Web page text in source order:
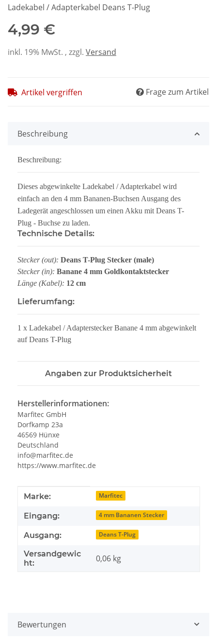
Ladekabel / Adapterkabel Deans T-Plug
4,99 €
inkl. 19% MwSt. , zzgl. Versand
Artikel vergriffen Frage zum Artikel
Beschreibung
Beschreibung:
Dieses abgewinkelte Ladekabel / Adapterkabel wird
einfach an den 4 mm Bananen-Buchsen Ausgang des
Ladegerät angeschlossen um einen Akku mit Deans T-
Plug - Buchse zu laden.
Technische Details:
Stecker (out): Deans T-Plug Stecker (male)
Stecker (in): Banane 4 mm Goldkontaktstecker
Länge (Kabel): 12 cm
Lieferumfang:
1 x Ladekabel / Adapterstecker Banane 4 mm abgewinkelt
auf Deans T-Plug
Angaben zur Produktsicherheit
Herstellerinformationen:
Marfitec GmbH
Dorfkamp 23a
46569 Hünxe
Deutschland
info@marfitec.de
https://www.marfitec.de
Produkteigenschaft
Wert
Marke: Marfitec
Eingang: 4 mm Bananen Stecker
Ausgang: Deans T-Plug
Versandgewic
ht:
0,06 kg
Bewertungen